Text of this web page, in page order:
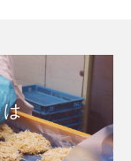
は